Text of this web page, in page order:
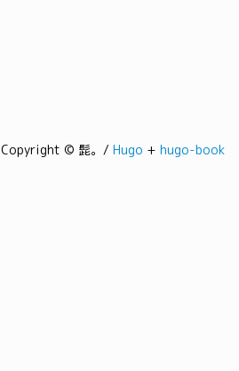
Copyright © 髭。/ Hugo + hugo-book